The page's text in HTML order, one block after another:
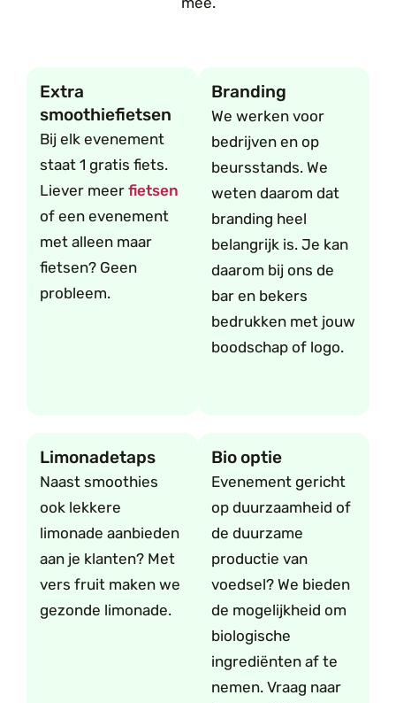
Extra
smoothiefietsen
Bij elk evenement
staat 1 gratis fiets.
Liever meer fietsen
of een evenement
met alleen maar
fietsen? Geen
probleem.
Branding
We werken voor
bedrijven en op
beursstands. We
weten daarom dat
branding heel
belangrijk is. Je kan
daarom bij ons de
bar en bekers
bedrukken met jouw
boodschap of logo.
Limonadetaps
Naast smoothies
ook lekkere
limonade aanbieden
aan je klanten? Met
vers fruit maken we
gezonde limonade.
Bio optie
Evenement gericht
op duurzaamheid of
de duurzame
productie van
voedsel? We bieden
de mogelijkheid om
biologische
ingrediënten af te
nemen. Vraag naar